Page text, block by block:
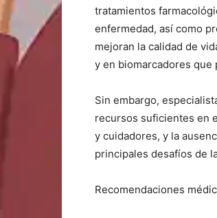
tratamientos
enfermedad, así como
mejoran la calidad de
y en biomarcadores
Sin embargo,
recursos suficientes en
y cuidadores, y la
principales desafíos de
Recomendaciones